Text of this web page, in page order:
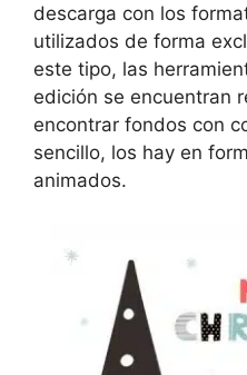
descarga con los
utilizados de forma
este tipo, las
edición se encuentran
encontrar fondos con
sencillo, los hay en
animados.